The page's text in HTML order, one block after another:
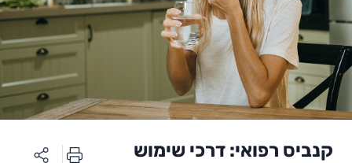
קנביס רפואי: דרכי שימוש